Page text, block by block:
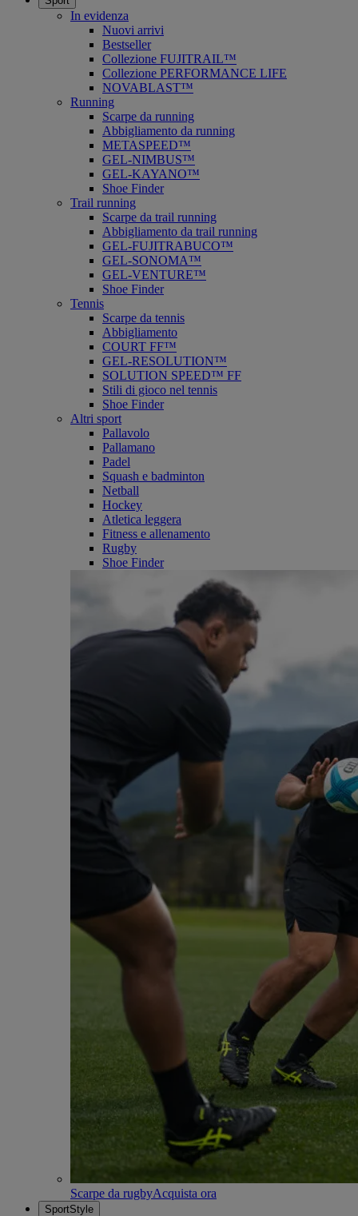
In evidenza
Nuovi arrivi
Bestseller
Collezione FUJITRAIL™
Collezione PERFORMANCE LIFE
NOVABLAST™
Running
Scarpe da running
Abbigliamento da running
METASPEED™
GEL-NIMBUS™
GEL-KAYANO™
Shoe Finder
Trail running
Scarpe da trail running
Abbigliamento da trail running
GEL-FUJITRABUCO™
GEL-SONOMA™
GEL-VENTURE™
Shoe Finder
Tennis
Scarpe da tennis
Abbigliamento
COURT FF™
GEL-RESOLUTION™
SOLUTION SPEED™ FF
Stili di gioco nel tennis
Shoe Finder
Altri sport
Pallavolo
Pallamano
Padel
Squash e badminton
Netball
Hockey
Atletica leggera
Fitness e allenamento
Rugby
Shoe Finder
Scarpe da rugbyAcquista ora
SportStyle